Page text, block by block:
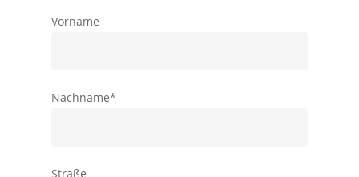
Vorname
Nachname*
Straße